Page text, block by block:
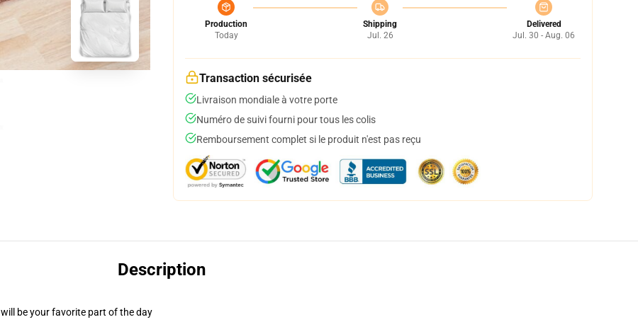
Production
Today
Shipping
Jul. 26
Delivered
Jul. 30 - Aug. 06
Transaction sécurisée
Livraison mondiale à votre porte
Numéro de suivi fourni pour tous les colis
Remboursement complet si le produit n'est pas reçu
Description
be your favorite part of the day